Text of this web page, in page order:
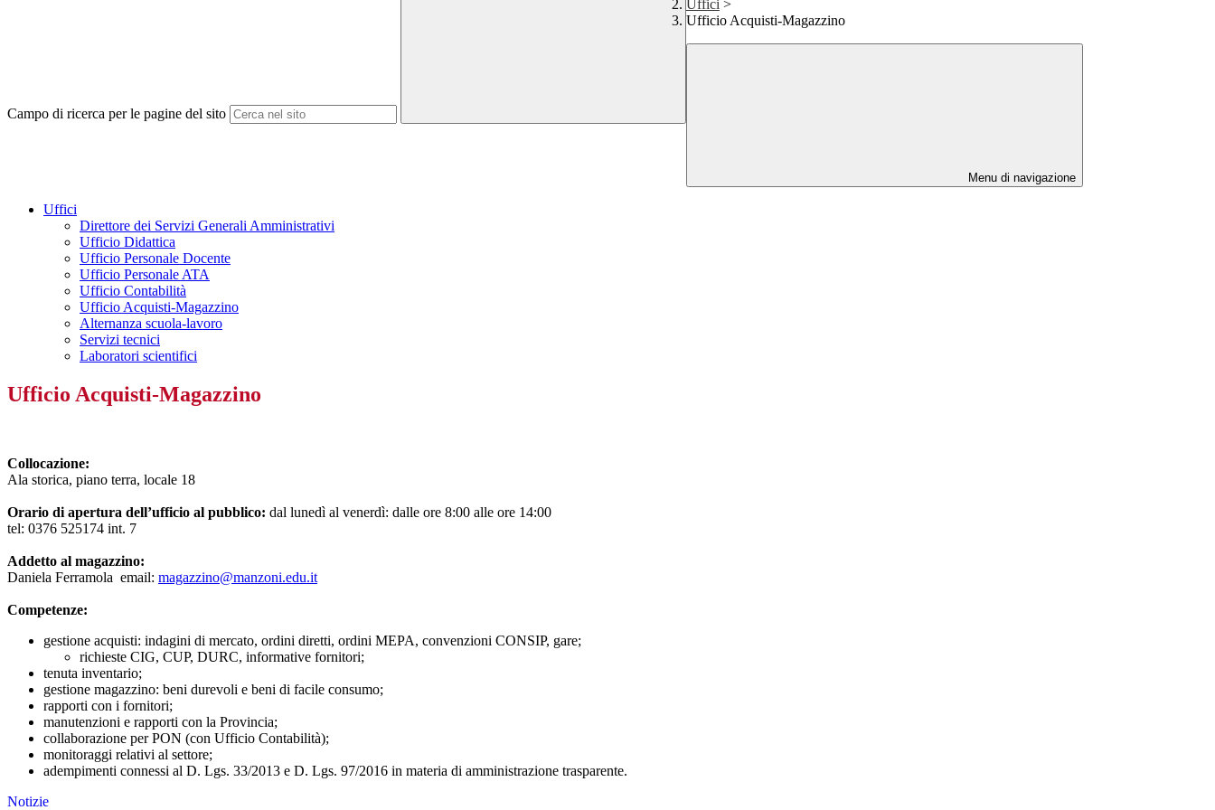
Campo di ricerca per le pagine del sito
Uffici >
Ufficio Acquisti-Magazzino
Menu di navigazione
Uffici
Direttore dei Servizi Generali Amministrativi
Ufficio Didattica
Ufficio Personale Docente
Ufficio Personale ATA
Ufficio Contabilità
Ufficio Acquisti-Magazzino
Alternanza scuola-lavoro
Servizi tecnici
Laboratori scientifici
Ufficio Acquisti-Magazzino
Collocazione:
Ala storica, piano terra, locale 18
Orario di apertura dell’ufficio al pubblico: dal lunedì al venerdì: dalle ore 8:00 alle ore 14:00
tel: 0376 525174 int. 7
Addetto al magazzino:
Daniela Ferramola email: magazzino@manzoni.edu.it
Competenze:
gestione acquisti: indagini di mercato, ordini diretti, ordini MEPA, convenzioni CONSIP, gare;
richieste CIG, CUP, DURC, informative fornitori;
tenuta inventario;
gestione magazzino: beni durevoli e beni di facile consumo;
rapporti con i fornitori;
manutenzioni e rapporti con la Provincia;
collaborazione per PON (con Ufficio Contabilità);
monitoraggi relativi al settore;
adempimenti connessi al D. Lgs. 33/2013 e D. Lgs. 97/2016 in materia di amministrazione trasparente.
Notizie